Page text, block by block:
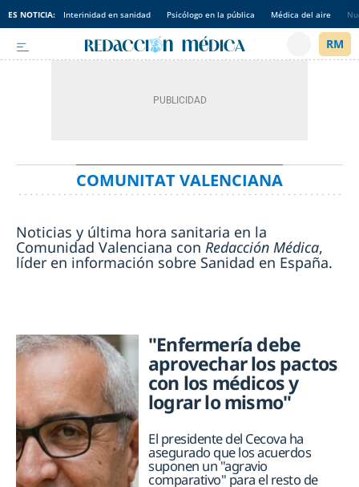
ES NOTICIA: Interinidad en sanidad Psicólogo en la pública Médica del aire
COMUNITAT VALENCIANA
Noticias y última hora sanitaria en la
Comunidad Valenciana con Redacción Médica,
líder en información sobre Sanidad en España.
"Enfermería debe
aprovechar los pactos
con los médicos y
lograr lo mismo"
El presidente del Cecova ha
asegurado que los acuerdos
suponen un "agravio
comparativo" para el resto de